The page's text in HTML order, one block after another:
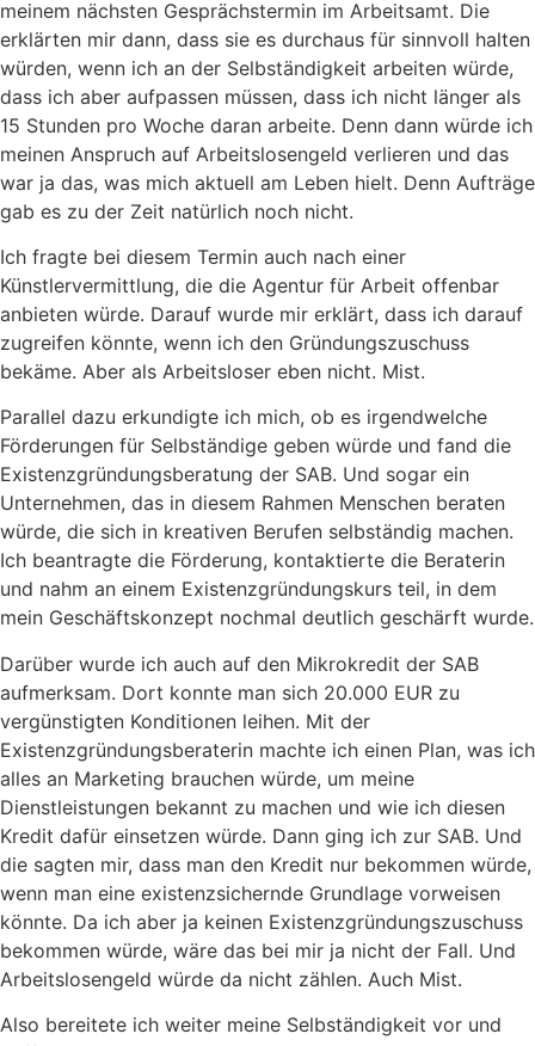
meinem nächsten Gesprächstermin im Arbeitsamt. Die
erklärten mir dann, dass sie es durchaus für sinnvoll halten
würden, wenn ich an der Selbständigkeit arbeiten würde,
dass ich aber aufpassen müssen, dass ich nicht länger als
15 Stunden pro Woche daran arbeite. Denn dann würde ich
meinen Anspruch auf Arbeitslosengeld verlieren und das
war ja das, was mich aktuell am Leben hielt. Denn Aufträge
gab es zu der Zeit natürlich noch nicht.
Ich fragte bei diesem Termin auch nach einer
Künstlervermittlung, die die Agentur für Arbeit offenbar
anbieten würde. Darauf wurde mir erklärt, dass ich darauf
zugreifen könnte, wenn ich den Gründungszuschuss
bekäme. Aber als Arbeitsloser eben nicht. Mist.
Parallel dazu erkundigte ich mich, ob es irgendwelche
Förderungen für Selbständige geben würde und fand die
Existenzgründungsberatung der SAB. Und sogar ein
Unternehmen, das in diesem Rahmen Menschen beraten
würde, die sich in kreativen Berufen selbständig machen.
Ich beantragte die Förderung, kontaktierte die Beraterin
und nahm an einem Existenzgründungskurs teil, in dem
mein Geschäftskonzept nochmal deutlich geschärft wurde.
Darüber wurde ich auch auf den Mikrokredit der SAB
aufmerksam. Dort konnte man sich 20.000 EUR zu
vergünstigten Konditionen leihen. Mit der
Existenzgründungsberaterin machte ich einen Plan, was ich
alles an Marketing brauchen würde, um meine
Dienstleistungen bekannt zu machen und wie ich diesen
Kredit dafür einsetzen würde. Dann ging ich zur SAB. Und
die sagten mir, dass man den Kredit nur bekommen würde,
wenn man eine existenzsichernde Grundlage vorweisen
könnte. Da ich aber ja keinen Existenzgründungszuschuss
bekommen würde, wäre das bei mir ja nicht der Fall. Und
Arbeitslosengeld würde da nicht zählen. Auch Mist.
Also bereitete ich weiter meine Selbständigkeit vor und